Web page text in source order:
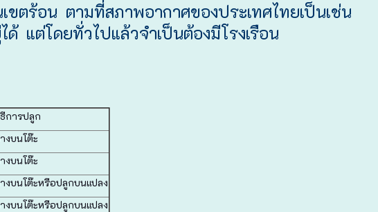
ตร้อน ตามที่สภาพอากาศของประเทศไทยเป็นเช่น
แต่โดยทั่วไปแล้วจำเป็นต้องมีโรงเรือน
การปลูก
งบนโต๊ะ
งบนโต๊ะ
งบนโต๊ะหรือปลูกบนแปลง
งบนโต๊ะหรือปลูกบนแปลง